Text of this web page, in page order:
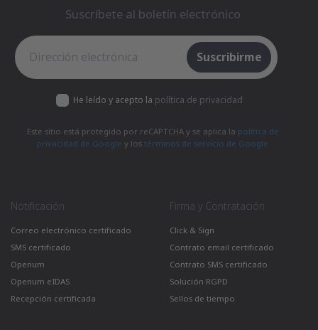
Suscríbete al boletín electrónico
Suscribirme
He leído y acepto la política de privacidad
Este sitio está protegido por reCAPTCHA y se aplica la política de
privacidad de Google y lostérminos de servicio de Google
Notificación
Correo electrónico certificado
SMS certificado
Openum
Openum eIDAS
Recepción certificada
Firma y Contratación
Click & Sign
Contrato email certificado
Contrato SMS certificado
Solución RGPD
Sellos de tiempo